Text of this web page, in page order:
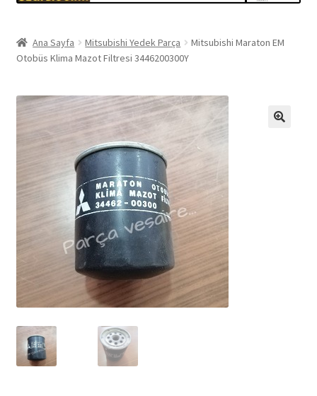
Ana Sayfa Mitsubishi Yedek Parça
Mitsubishi Maraton EM
Otobüs Klima Mazot Filtresi 3446200300Y